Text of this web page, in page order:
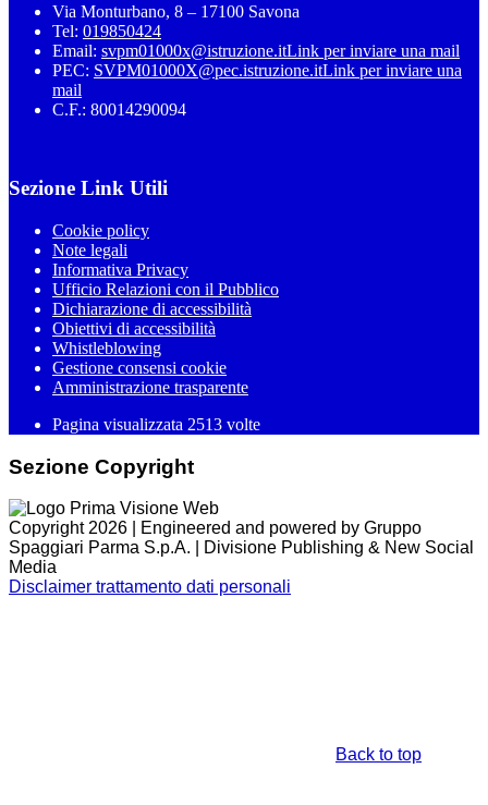
Via Monturbano, 8 – 17100 Savona
Tel: 019850424
Email: svpm01000x@istruzione.itLink per inviare una mail
PEC: SVPM01000X@pec.istruzione.itLink per inviare una
mail
C.F.: 80014290094
Sezione Link Utili
Cookie policy
Note legali
Informativa Privacy
Ufficio Relazioni con il Pubblico
Dichiarazione di accessibilità
Obiettivi di accessibilità
Whistleblowing
Gestione consensi cookie
Amministrazione trasparente
Pagina visualizzata 2513 volte
Sezione Copyright
Copyright 2026 | Engineered and powered by Gruppo
Spaggiari Parma S.p.A. | Divisione Publishing & New Social
Media
Disclaimer trattamento dati personali
Back to top